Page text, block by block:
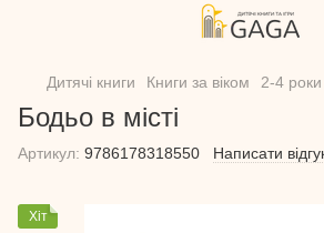
Дитячі книги Книги за віком 2-4 роки
Бодьо в місті
Артикул: 9786178318550 Написати
Хіт